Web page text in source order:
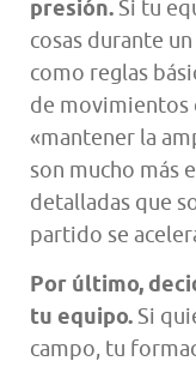
presión. Si tu
cosas durante
como reglas
de movimientos
«mantener la
son mucho más
detalladas que
partido se
Por último,
tu equipo. Si
campo, tu